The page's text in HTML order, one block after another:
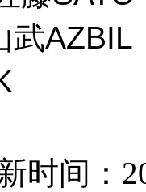
武
时间：